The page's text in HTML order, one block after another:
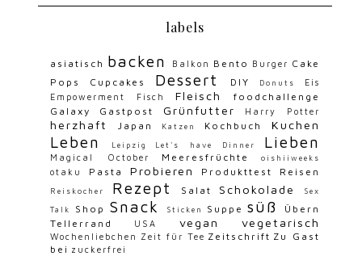
labels
asiatisch backen Balkon Bento Burger Cake
Pops
Cupcakes Dessert DIY Donuts
Eis
Empowerment
Fisch Fleisch
foodchallenge
Galaxy
Gastpost Grünfutter Harry Potter
herzhaft Japan Katzen Kochbuch Kuchen
Leben Leipzig Let's have Dinner Lieben
Magical October Meeresfrüchte oishiiweeks
otaku Pasta Probieren Produkttest Reisen
Reiskocher Rezept Salat Schokolade Sex
Talk Shop Snack Sticken Suppe süß
Übern
Tellerrand
USA vegan vegetarisch
Wochenliebchen Zeit für Tee Zeitschrift Zu Gast
bei zuckerfrei